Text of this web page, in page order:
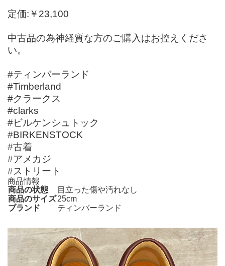
定価:￥23,100
中古品の為神経質な方のご購入はお控えくださ
い。
#ティンバーランド
#Timberland
#クラークス
#clarks
#ビルケンシュトック
#BIRKENSTOCK
#古着
#アメカジ
#ストリート
商品情報
商品の状態
目立った傷や汚れなし
商品のサイズ25cm
ブランド
ティンバーランド